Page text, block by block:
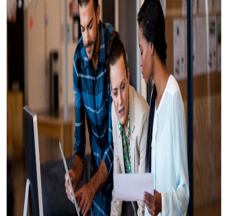
Inhalt
Neues Arbeitsleben in Corona-Zeiten:
Homeoffice und Arbeitsplatz
Die Führungskraft als Ankerpunkt bei der
Schrittweise zurück in das "bekannte"
Arbeitsleben
Homeoffice- und Bürozeiten
Welche Mitarbeiter:innen sollen zuerst ins
neue Arbeitsleben zurückkehren?
Ängste und Sorgen ernst nehmen!
Schichtarbeit als Maßnahme